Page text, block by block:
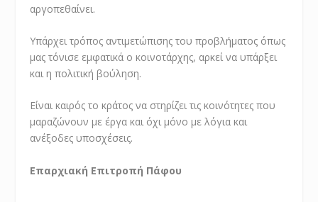
αργοπεθαίνει.
Υπάρχει τρόπος αντιμετώπισης του προβλήματος όπως
μας τόνισε εμφατικά ο κοινοτάρχης, αρκεί να υπάρξει
και η πολιτική βούληση.
Είναι καιρός το κράτος να στηρίζει τις κοινότητες που
μαραζώνουν με έργα και όχι μόνο με λόγια και
ανέξοδες υποσχέσεις.
Επαρχιακή Επιτροπή Πάφου